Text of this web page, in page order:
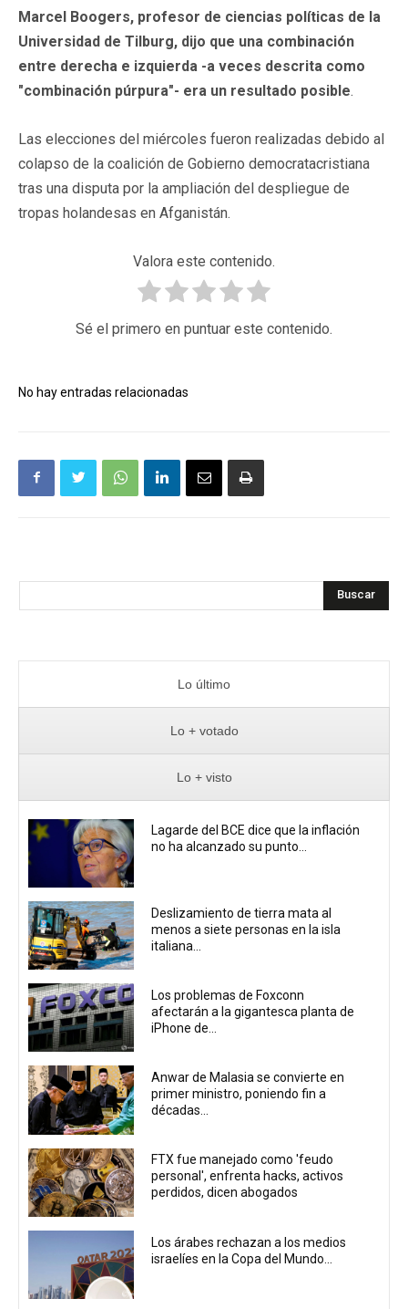
Marcel Boogers, profesor de ciencias políticas de la
Universidad de Tilburg, dijo que una combinación
entre derecha e izquierda -a veces descrita como
"combinación púrpura"- era un resultado posible.
Las elecciones del miércoles fueron realizadas debido al
colapso de la coalición de Gobierno democratacristiana
tras una disputa por la ampliación del despliegue de
tropas holandesas en Afganistán.
Valora este contenido.
Sé el primero en puntuar este contenido.
No hay entradas relacionadas
Buscar
Lo último
Lo + votado
Lo + visto
Lagarde del BCE dice que la inflación
no ha alcanzado su punto...
Deslizamiento de tierra mata al
menos a siete personas en la isla
italiana...
Los problemas de Foxconn
afectarán a la gigantesca planta de
iPhone de...
Anwar de Malasia se convierte en
primer ministro, poniendo fin a
décadas...
FTX fue manejado como 'feudo
personal', enfrenta hacks, activos
perdidos, dicen abogados
Los árabes rechazan a los medios
israelíes en la Copa del Mundo...